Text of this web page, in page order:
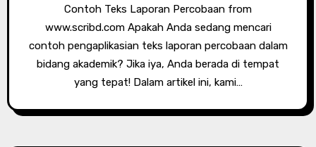
Contoh Teks Laporan Percobaan from
www.scribd.com Apakah Anda sedang mencari
contoh pengaplikasian teks laporan percobaan dalam
bidang akademik? Jika iya, Anda berada di tempat
yang tepat! Dalam artikel ini, kami…